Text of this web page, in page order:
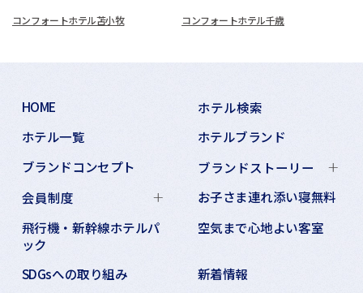
コンフォートホテル苫小牧 コンフォートホテル千歳
HOME
ホテル検索
ホテル一覧
ホテルブランド
ブランドコンセプト
ブランドストーリー
会員制度
お子さま連れ添い寝無料
飛行機・新幹線ホテルパ
ック
空気まで心地よい客室
SDGsへの取り組み
新着情報